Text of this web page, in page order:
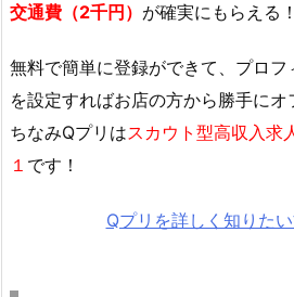
交通費（2千円） が確実にもらえる！
無料で簡単に登録ができて、プロ
を設定すればお店の方から勝手にオ
ちなみQプリはスカウト型高収入求
１ です！
Qプリを詳しく知りた